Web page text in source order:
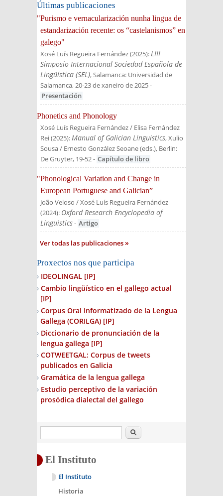
Últimas publicaciones
"Purismo e vernacularización nunha lingua de
estandarización recente: os “castelanismos” en
galego"
Xosé Luís Regueira Fernández(2025):LIII
Simposio Internacional Sociedad Española de
Lingüística (SEL), Salamanca: Universidad de
Salamanca, 20-23 de xaneiro de 2025-
Presentación
Phonetics and Phonology
Xosé Luís Regueira Fernández / Elisa Fernández
Rei(2025): Manual of Galician Linguistics, Xulio
Sousa / Ernesto González Seoane (eds.), Berlin:
De Gruyter, 19-52- Capítulo de libro
"Phonological Variation and Change in
European Portuguese and Galician”
João Veloso / Xosé Luís Regueira Fernández
(2024): Oxford Research Encyclopedia of
Linguistics- Artigo
Ver todas las publicaciones
Proxectos nos que participa
IDEOLINGAL [IP]
Cambio lingüístico en el gallego actual
[IP]
Corpus Oral Informatizado de la Lengua
Gallega (CORILGA) [IP]
Diccionario de pronunciación de la
lengua gallega [IP]
COTWEETGAL: Corpus de tweets
publicados en Galicia
Gramática de la lengua gallega
Estudio perceptivo de la variación
prosódica dialectal del gallego
Buscar
El Instituto
El Instituto
Historia